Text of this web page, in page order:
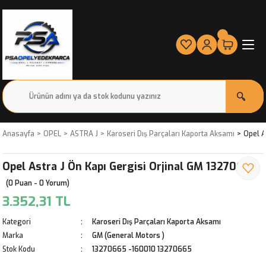
Anasayfa OPEL ASTRA J Karoseri Dış Parçaları Kaporta Aksamı Opel
Opel Astra J Ön Kapı Gergisi Orjinal GM 13270665
(0 Puan - 0 Yorum)
3.352,31 TL
Kategori
Karoseri Dış Parçaları Kaporta Aksamı
Marka
GM (General Motors )
Stok Kodu
13270665 -160010 13270665